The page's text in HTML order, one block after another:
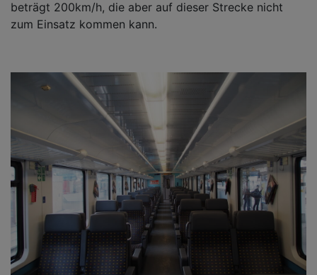
beträgt 200km/h, die aber auf dieser Strecke nicht
zum Einsatz kommen kann.